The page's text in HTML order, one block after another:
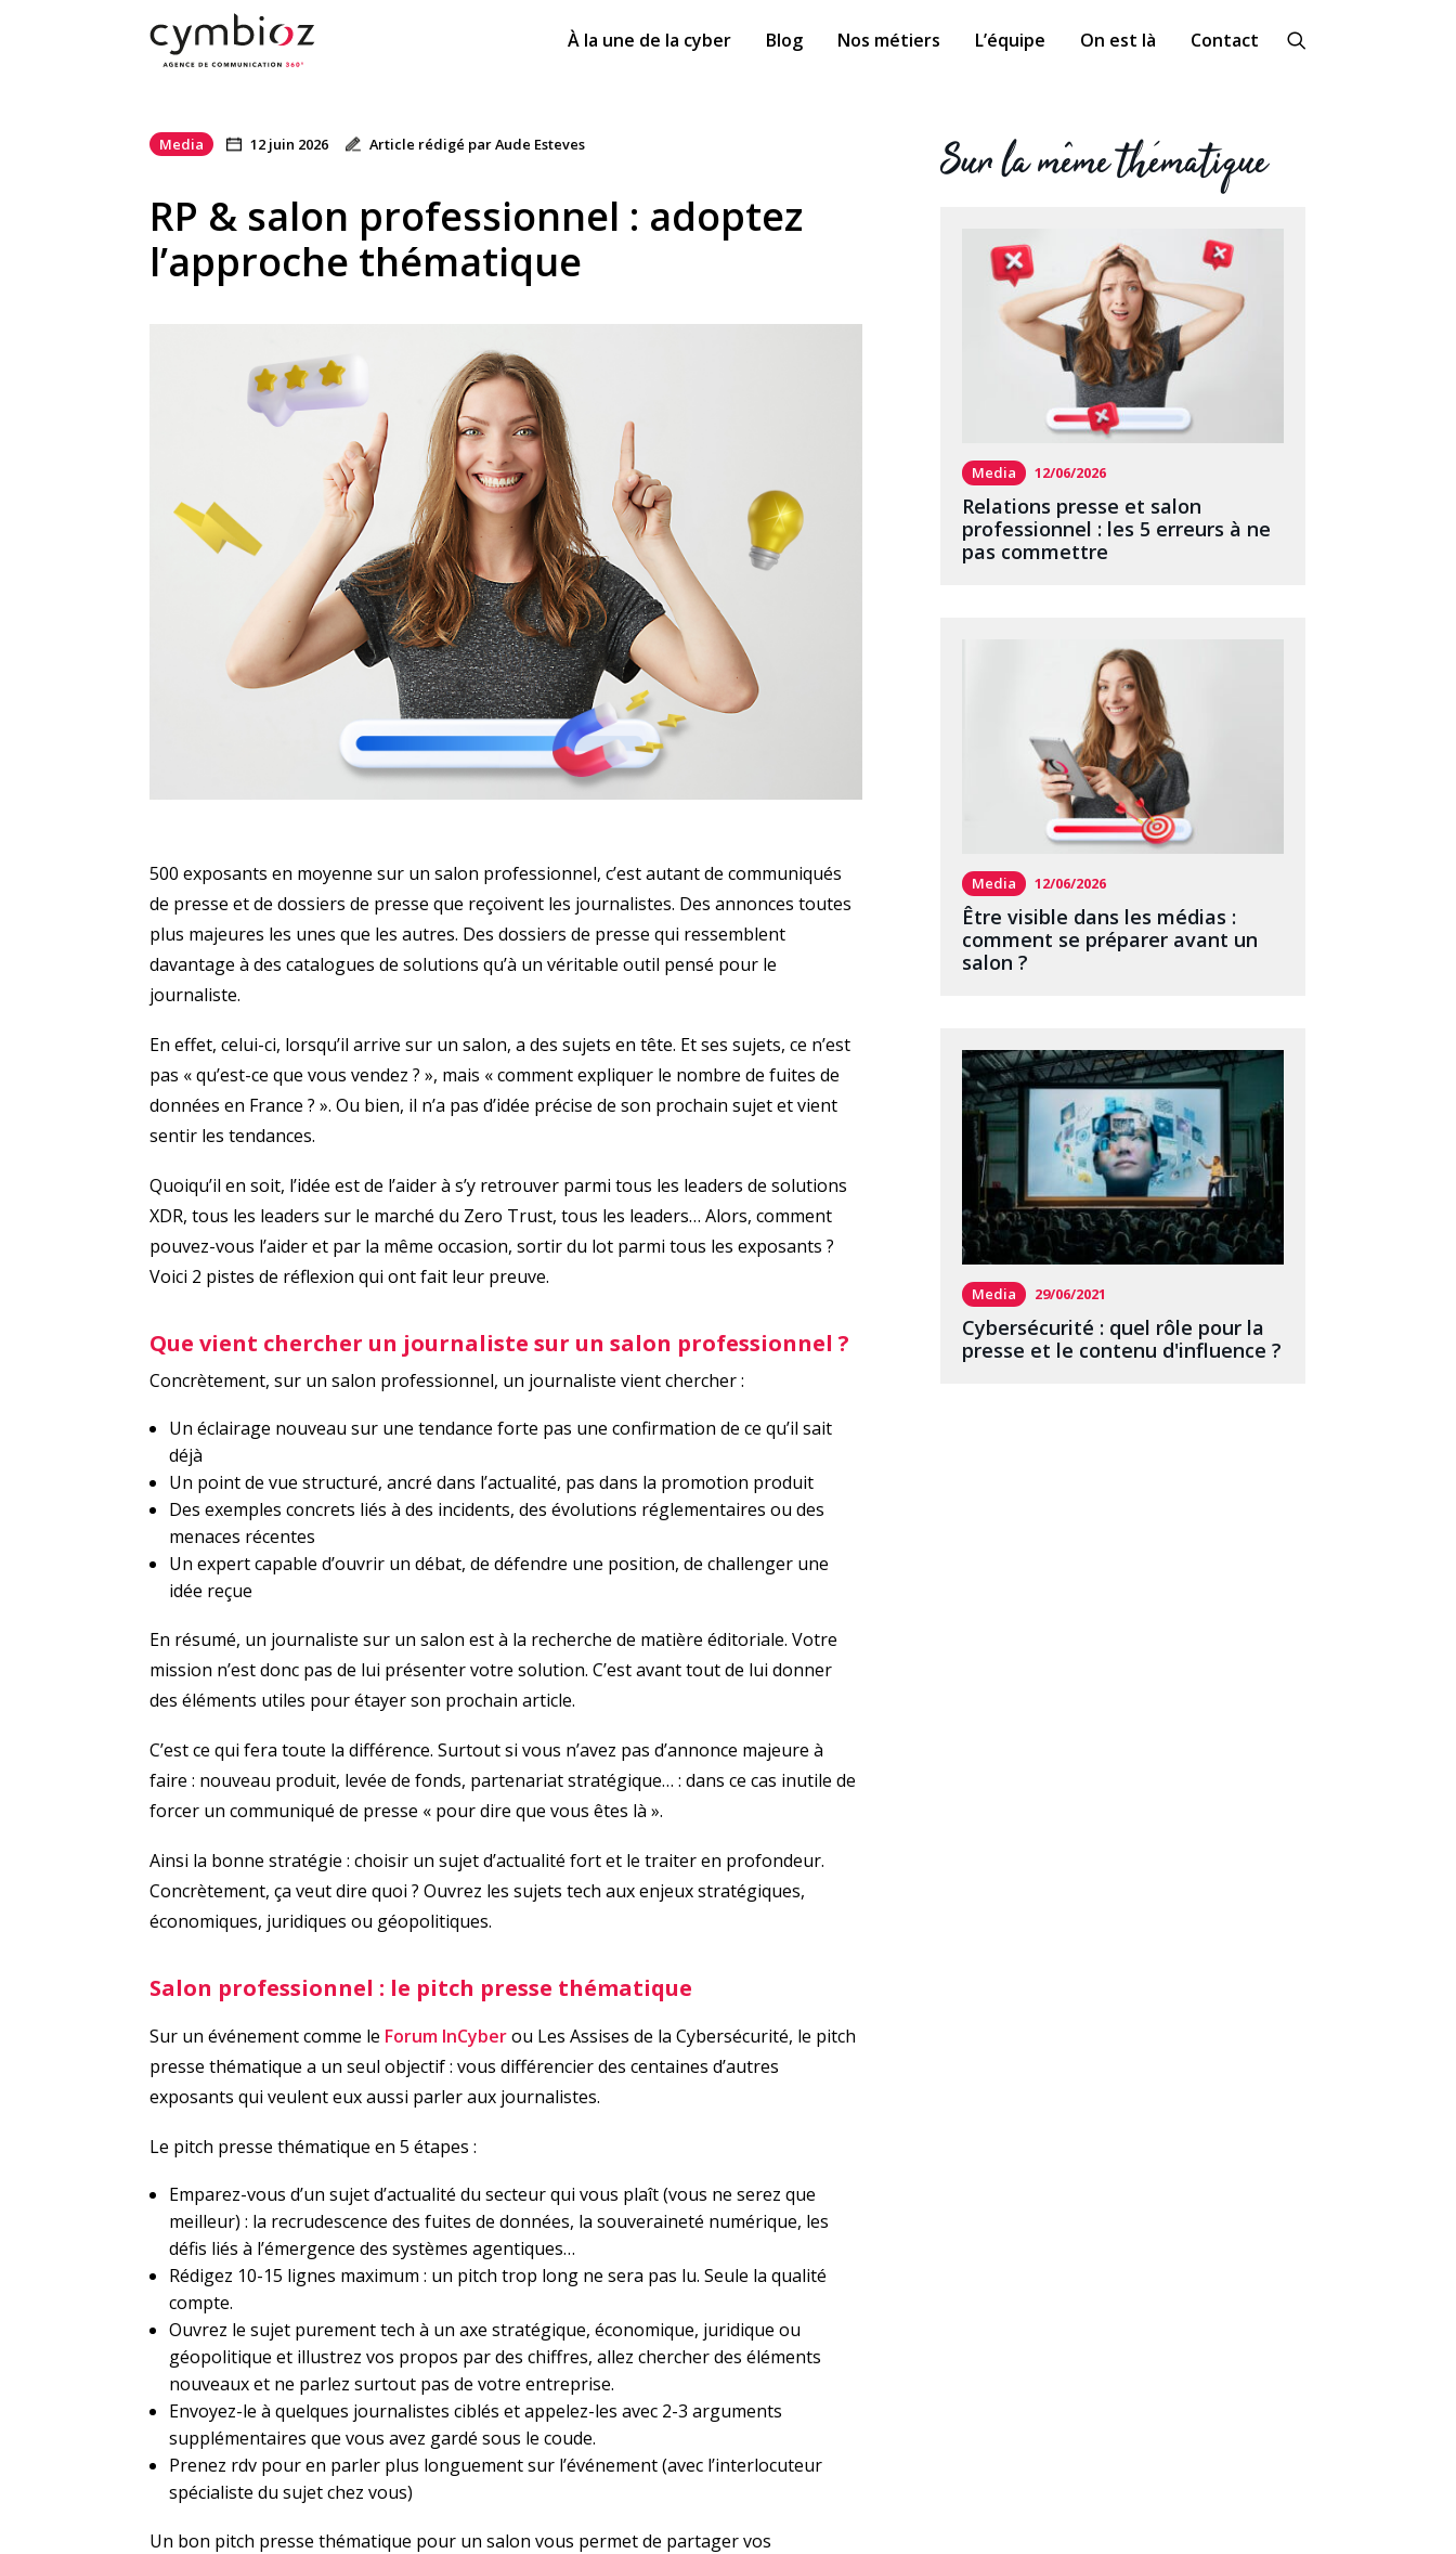
À la une de la cyber Blog Nos métiers L’équipe On est là Contact
Media 12 juin 2026 Article rédigé par Aude Esteves
RP & salon professionnel : adoptez
l’approche thématique
500 exposants en moyenne sur un salon professionnel, c’est autant de communiqués
de presse et de dossiers de presse que reçoivent les journalistes. Des annonces toutes
plus majeures les unes que les autres. Des dossiers de presse qui ressemblent
davantage à des catalogues de solutions qu’à un véritable outil pensé pour le
journaliste.
En effet, celui-ci, lorsqu’il arrive sur un salon, a des sujets en tête. Et ses sujets, ce n’est
pas « qu’est-ce que vous vendez ? », mais « comment expliquer le nombre de fuites de
données en France ? ». Ou bien, il n’a pas d’idée précise de son prochain sujet et vient
sentir les tendances.
Quoiqu’il en soit, l’idée est de l’aider à s’y retrouver parmi tous les leaders de solutions
XDR, tous les leaders sur le marché du Zero Trust, tous les leaders… Alors, comment
pouvez-vous l’aider et par la même occasion, sortir du lot parmi tous les exposants ?
Voici 2 pistes de réflexion qui ont fait leur preuve.
Que vient chercher un journaliste sur un salon professionnel ?
Concrètement, sur un salon professionnel, un journaliste vient chercher :
Un éclairage nouveau sur une tendance forte pas une confirmation de ce qu’il sait
déjà
Un point de vue structuré, ancré dans l’actualité, pas dans la promotion produit
Des exemples concrets liés à des incidents, des évolutions réglementaires ou des
menaces récentes
Un expert capable d’ouvrir un débat, de défendre une position, de challenger une
idée reçue
En résumé, un journaliste sur un salon est à la recherche de matière éditoriale. Votre
mission n’est donc pas de lui présenter votre solution. C’est avant tout de lui donner
des éléments utiles pour étayer son prochain article.
C’est ce qui fera toute la différence. Surtout si vous n’avez pas d’annonce majeure à
faire : nouveau produit, levée de fonds, partenariat stratégique… : dans ce cas inutile de
forcer un communiqué de presse « pour dire que vous êtes là ».
Ainsi la bonne stratégie : choisir un sujet d’actualité fort et le traiter en profondeur.
Concrètement, ça veut dire quoi ? Ouvrez les sujets tech aux enjeux stratégiques,
économiques, juridiques ou géopolitiques.
Salon professionnel : le pitch presse thématique
Sur un événement comme le Forum InCyberou Les Assises de la Cybersécurité, le pitch
presse thématique a un seul objectif : vous différencier des centaines d’autres
exposants qui veulent eux aussi parler aux journalistes.
Le pitch presse thématique en 5 étapes :
Emparez-vous d’un sujet d’actualité du secteur qui vous plaît (vous ne serez que
meilleur) : la recrudescence des fuites de données, la souveraineté numérique, les
défis liés à l’émergence des systèmes agentiques…
Rédigez 10-15 lignes maximum : un pitch trop long ne sera pas lu. Seule la qualité
compte.
Ouvrez le sujet purement tech à un axe stratégique, économique, juridique ou
géopolitique et illustrez vos propos par des chiffres, allez chercher des éléments
nouveaux et ne parlez surtout pas de votre entreprise.
Envoyez-le à quelques journalistes ciblés et appelez-les avec 2-3 arguments
supplémentaires que vous avez gardé sous le coude.
Prenez rdv pour en parler plus longuement sur l’événement (avec l’interlocuteur
spécialiste du sujet chez vous)
Un bon pitch presse thématique pour un salon vous permet de partager vos
Sur la même thématique
Media 12/06/2026
Relations presse et salon
professionnel : les 5 erreurs à ne
pas commettre
Media 12/06/2026
Être visible dans les médias :
comment se préparer avant un
salon ?
Media 29/06/2021
Cybersécurité : quel rôle pour la
presse et le contenu d'influence ?